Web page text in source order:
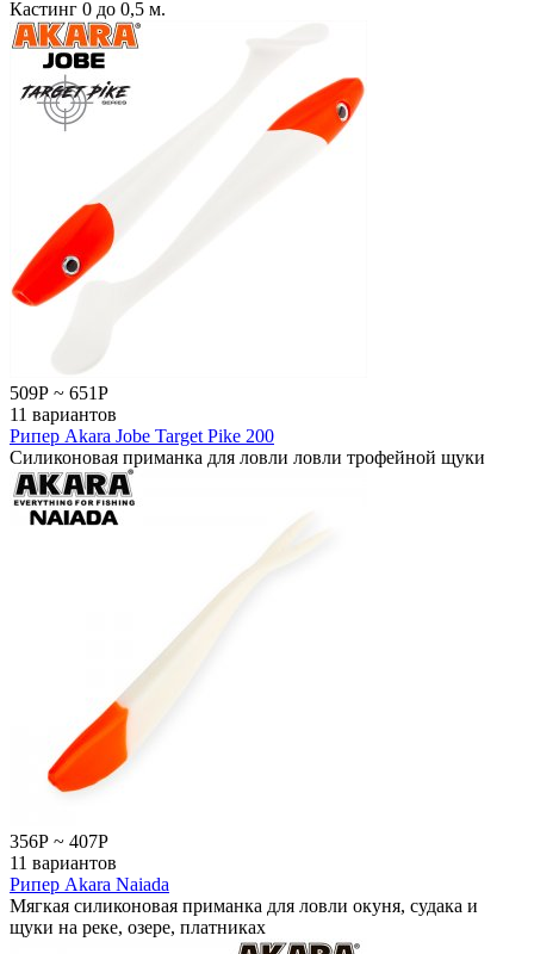
Кастинг 0 до 0,5 м.
509Р ~ 651Р
11 вариантов
Рипер Akara Jobe Target Pike 200
Силиконовая приманка для ловли ловли трофейной щуки
356Р ~ 407Р
11 вариантов
Рипер Akara Naiada
Мягкая силиконовая приманка для ловли окуня, судака и
щуки на реке, озере, платниках